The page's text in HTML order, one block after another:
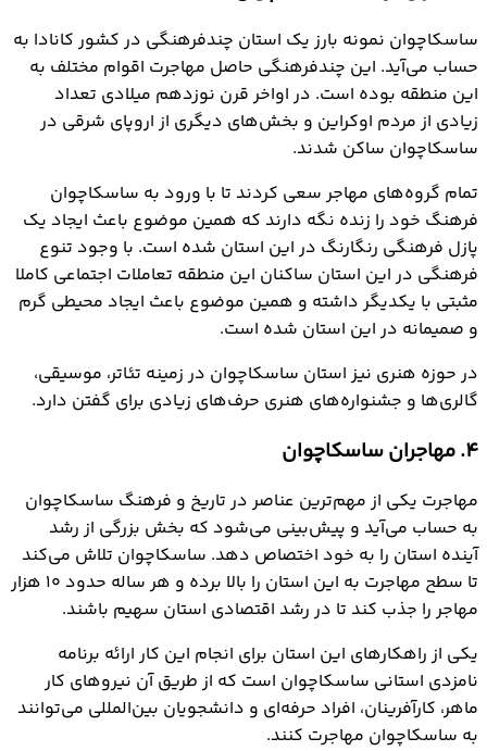
ساسکاچوان نمونه بارز یک استان چندفرهنگی در کشور کانادا به
حساب می‌آید. این چندفرهنگی حاصل مهاجرت اقوام مختلف به
این منطقه بوده است. در اواخر قرن نوزدهم میلادی تعداد
زیادی از مردم اوکراین و بخش‌های دیگری از اروپای شرقی در
ساسکاچوان ساکن شدند.
تمام گروه‌های مهاجر سعی کردند تا با ورود به ساسکاچوان
فرهنگ خود را زنده نگه دارند که همین موضوع باعث ایجاد یک
پازل فرهنگی رنگارنگ در این استان شده است. با وجود تنوع
فرهنگی در این استان ساکنان این منطقه تعاملات اجتماعی کاملا
مثبتی با یکدیگر داشته و همین موضوع باعث ایجاد محیطی گرم
و صمیمانه در این استان شده است.
در حوزه هنری نیز استان ساسکاچوان در زمینه تئاتر، موسیقی،
گالری‌ها و جشنواره‌های هنری حرف‌های زیادی برای گفتن دارد.
4. مهاجران ساسکاچوان
مهاجرت یکی از مهم‌ترین عناصر در تاریخ و فرهنگ ساسکاچوان
به حساب می‌آید و پیش‌بینی می‌شود که بخش بزرگی از رشد
آینده استان را به خود اختصاص دهد. ساسکاچوان تلاش می‌کند
تا سطح مهاجرت به این استان را بالا برده و هر ساله حدود ۱۰ هزار
مهاجر را جذب کند تا در رشد اقتصادی استان سهیم باشند.
یکی از راهکارهای این استان برای انجام این کار ارائه برنامه
نامزدی استانی ساسکاچوان است که از طریق آن نیروهای کار
ماهر، کارآفرینان، افراد حرفه‌ای و دانشجویان بین‌المللی می‌توانند
به ساسکاچوان مهاجرت کنند.